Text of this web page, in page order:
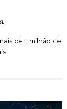
de 1 milhão de